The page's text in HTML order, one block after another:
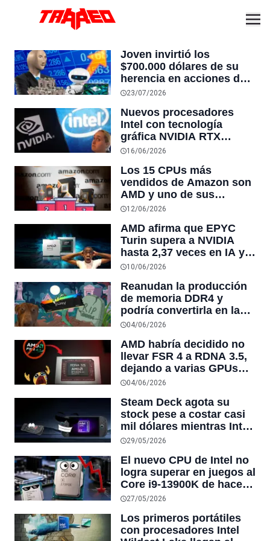
Joven invirtió los
$700.000 dólares de su
herencia en acciones de
Intel justo en el peor día
burla de internet: hoy
valen $2.3 millones
23/07/2026
Nuevos procesadores
Intel con tecnología
gráfica NVIDIA RTX
estarían programados
16/06/2026
Los 15 CPUs más
vendidos de Amazon son
AMD y uno de sus
procesadores más
lugar absoluto
12/06/2026
AMD afirma que EPYC
Turin supera a NVIDIA
hasta 2,37 veces en IA y
que Zen 6 elevará la
veces
10/06/2026
Reanudan la producción
de memoria DDR4 y
podría convertirla en la
mejor alternativa para
gastar de más
04/06/2026
AMD habría decidido no
llevar FSR 4 a RDNA 3.5,
dejando a varias GPUs
sin su mejor tecnología
rendimiento
04/06/2026
Steam Deck agota su
stock pese a costar casi
mil dólares mientras Intel
desafía al mercado con
consolas portátiles
29/05/2026
El nuevo CPU de Intel no
logra superar en juegos al
Core i9-13900K de hace
cuatro años en las
27/05/2026
Los primeros portátiles
con procesadores Intel